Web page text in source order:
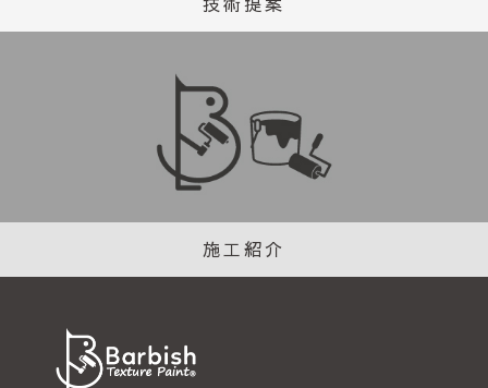
技術提案
施工紹介